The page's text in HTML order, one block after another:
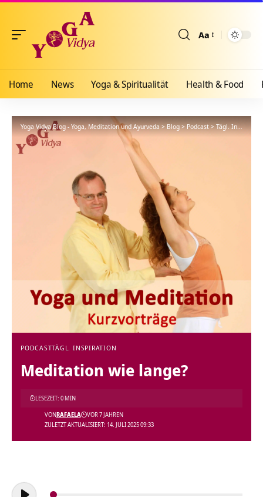
Aa
Home News Yoga & Spiritualität Health & Food
Yoga Vidya Blog - Yoga, Meditation und Ayurveda>Blog>Podcast>Tägl. Inspiration
PODCASTTÄGL. INSPIRATION
Meditation wie lange?
ZULETZT AKTUALISIERT: 14. JULI 2025 09:33
VONRAFAELA VOR 7 JAHREN
LESEZEIT: 0 MIN
Audio-